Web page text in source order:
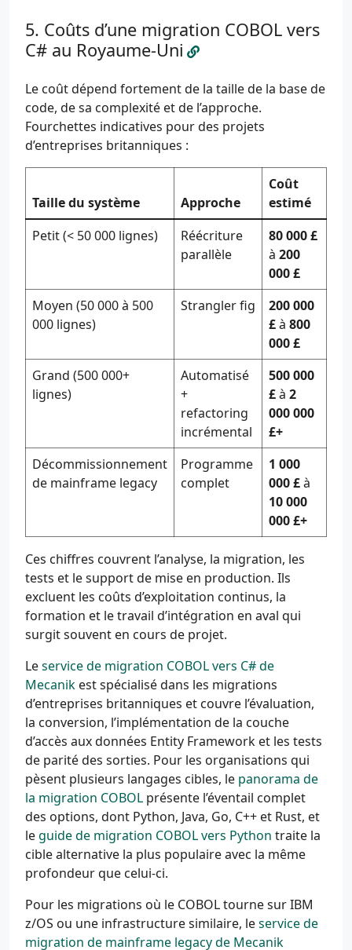
Coûts d’une migration COBOL vers
C# au Royaume-Uni
Le coût dépend fortement de la taille de la base de
code, de sa complexité et de l’approche.
Fourchettes indicatives pour des projets
d’entreprises britanniques :
Taille du système Approche
Coût
estimé
Petit (< 50 000 lignes)
Réécriture
parallèle
80 000 £
à 200
000 £
Moyen (50 000 à 500
000 lignes)
Strangler fig
200 000
£à 800
000 £
Grand (500 000+
lignes)
Automatisé
+
refactoring
incrémental
500 000
£à 2
000 000
£+
Décommissionnement
de mainframe legacy
Programme
complet
1 000
000 £à
10 000
000 £+
Ces chiffres couvrent l’analyse, la migration, les
tests et le support de mise en production. Ils
excluent les coûts d’exploitation continus, la
formation et le travail d’intégration en aval qui
surgit souvent en cours de projet.
Leservice de migration COBOL vers C# de
Mecanik est spécialisé dans les migrations
d’entreprises britanniques et couvre l’évaluation,
la conversion, l’implémentation de la couche
d’accès aux données Entity Framework et les tests
de parité des sorties. Pour les organisations qui
pèsent plusieurs langages cibles, le panorama de
la migration COBOL présente l’éventail complet
des options, dont Python, Java, Go, C++ et Rust, et
leguide de migration COBOL vers Python traite la
cible alternative la plus populaire avec la même
profondeur que celui-ci.
Pour les migrations où le COBOL tourne sur IBM
z/OS ou une infrastructure similaire, leservice de
migration de mainframe legacy de Mecanik